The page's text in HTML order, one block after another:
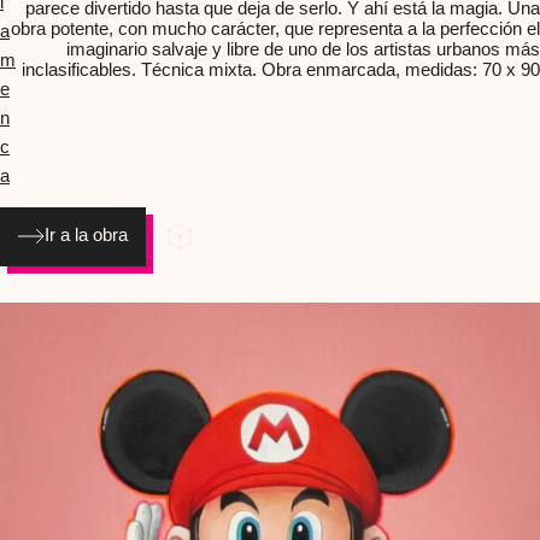
a
m
e
n
c
a
parece divertido hasta que deja de serlo. Y ahí está la magia. Una
obra potente, con mucho carácter, que representa a la perfección el
imaginario salvaje y libre de uno de los artistas urbanos más
inclasificables. Técnica mixta. Obra enmarcada, medidas: 70 x 90
Ir a la obra